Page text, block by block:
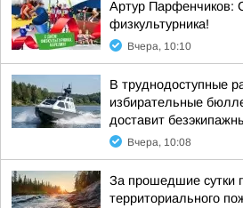
Артур Парфенчиков:
физкультурника!
Вчера, 10:10
В труднодоступные
избирательные
доставит
Вчера, 10:08
За прошедшие сутки
территориального